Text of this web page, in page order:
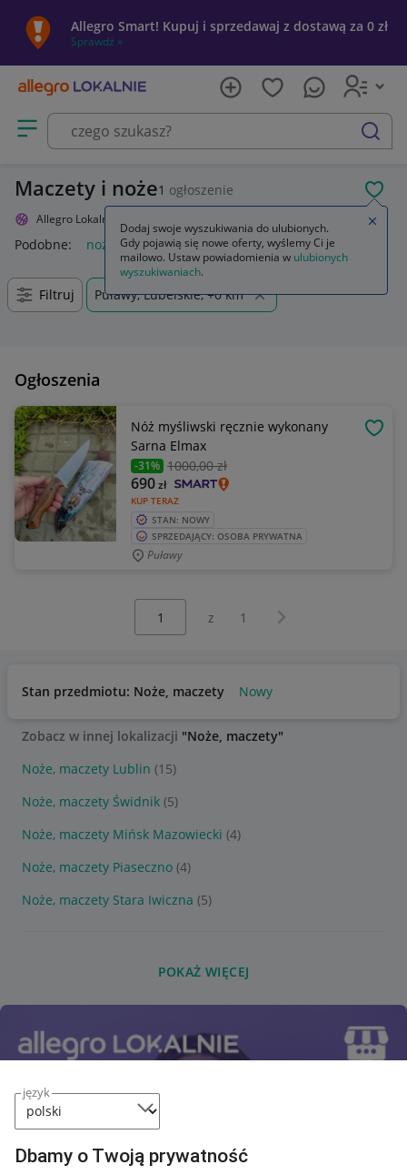
język
Dbamy o Twoją prywatność
Allegro Smart! Kupuj i sprzedawaj z dostawą za 0 zł
Sprawdź »
Otwórz menu z kategoriami
szukaj
Maczety i noże1 ogłoszenie
Allegro Lokalnie
Podobne: noże maczety
Filtruj Puławy, Lubelskie, +0 km
Ogłoszenia
Nóż myśliwski ręcznie wykonany
Sarna Elmax
-31% 1000,00 zł
KUP TERAZ
690zł
STAN: NOWY
SPRZEDAJĄCY: OSOBA PRYWATNA
Puławy
z 1 Następna strona
Stan przedmiotu: Noże, maczety Nowy
Zobacz w innej lokalizacji "Noże, maczety"
Noże, maczety Lublin (15)
Noże, maczety Świdnik (5)
Noże, maczety Mińsk Mazowiecki (4)
Noże, maczety Piaseczno (4)
Noże, maczety Stara Iwiczna (5)
POKAŻ WIĘCEJ
Dodaj swoje wyszukiwania do ulubionych.
Gdy pojawią się nowe oferty, wyślemy Ci je
mailowo. Ustaw powiadomienia w ulubionych
wyszukiwaniach.